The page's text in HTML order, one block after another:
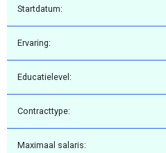
Startdatum:
Ervaring:
Educatielevel:
Contracttype:
Maximaal salaris: